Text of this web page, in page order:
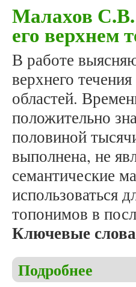
Малахов
его верхнем
В работе
верхнего
областей.
положительно
половиной
выполнена, не
семантические
использоваться
топонимов в
Ключевые
Подробнее